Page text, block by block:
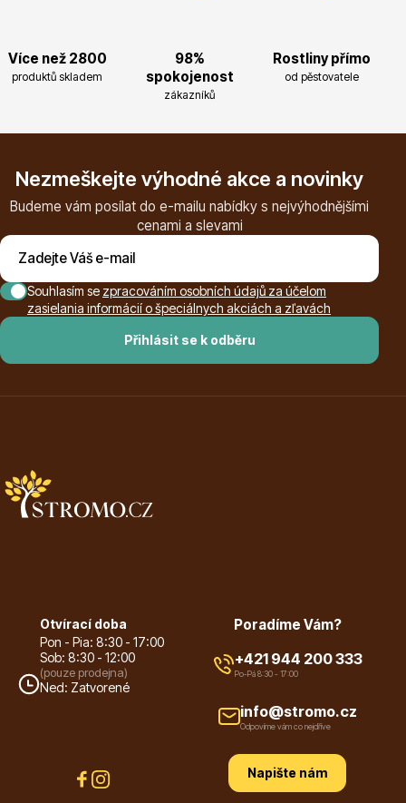
Květináče
Vzrostlé stromy
Více než 2800
produktů skladem
98%
spokojenost
zákazníků
Rostliny přímo
od pěstovatele
Nezmeškejte výhodné akce a novinky
Budeme vám posílat do e-mailu nabídky s nejvýhodnějšími
cenami a slevami
Přihlásit se k odběru
Souhlasím se zpracováním osobních údajů za účelom
zasielania informácií o špeciálnych akciách a zľavách
Otvírací doba
Pon - Pia: 8:30 - 17:00
Sob: 8:30 - 12:00
(pouze prodejna)
Ned: Zatvorené
Poradíme Vám?
+421 944 200 333
Po-Pá 8:30 - 17:00
info@stromo.cz
Odpovíme vám co nejdříve
Napište nám